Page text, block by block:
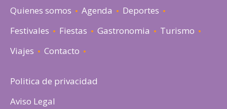
Quienes somos Agenda
Deportes
Festivales
Fiestas Gastronomia
Turismo
Viajes
Contacto
Politica de privacidad
Aviso Legal